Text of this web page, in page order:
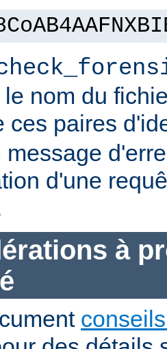
nom du
ces paires
message
d'une
à